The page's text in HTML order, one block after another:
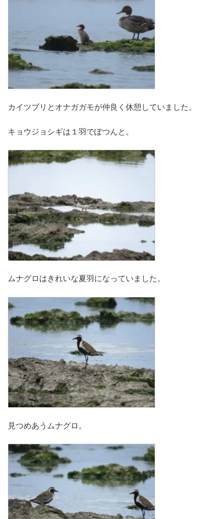
カイツブリとオナガガモが仲良く休憩していました。
キョウジョシギは１羽でぽつんと。
ムナグロはきれいな夏羽になっていました。
見つめあうムナグロ。